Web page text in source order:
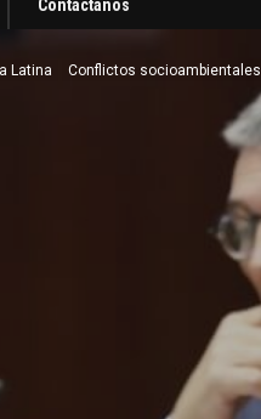
Contáctanos
Latina Conflictos socioambientales